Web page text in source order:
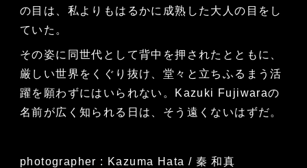
の目は、私よりもはるかに成熟した大人の目をし
ていた。
その姿に同世代として背中を押されたとともに、
厳しい世界をくぐり抜け、堂々と立ちふるまう活
躍を願わずにはいられない。Kazuki Fujiwaraの
名前が広く知られる日は、そう遠くないはずだ。
photographer : Kazuma Hata / 秦 和真